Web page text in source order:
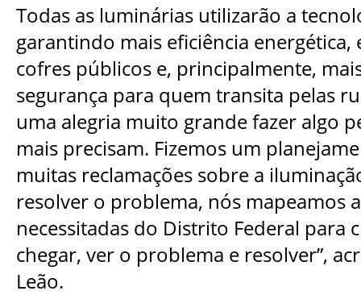
Todas as luminárias utilizarão a
garantindo mais eficiência energética,
cofres públicos e, principalmente,
segurança para quem transita pelas
uma alegria muito grande fazer algo
mais precisam. Fizemos um
muitas reclamações sobre a
resolver o problema, nós mapeamos
necessitadas do Distrito Federal para
chegar, ver o problema e resolver”,
Leão.